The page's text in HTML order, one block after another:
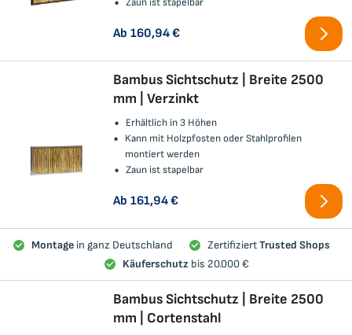
Ab 160,94 €
Bambus Sichtschutz | Breite 2500
mm | Verzinkt
Erhältlich in 3 Höhen
Kann mit Holzpfosten oder Stahlprofilen
montiert werden
Zaun ist stapelbar
Ab 161,94 €
Montage in ganz Deutschland ZertifiziertTrusted Shops
Käuferschutzbis 20.000 €
Bambus Sichtschutz | Breite 2500
mm | Cortenstahl